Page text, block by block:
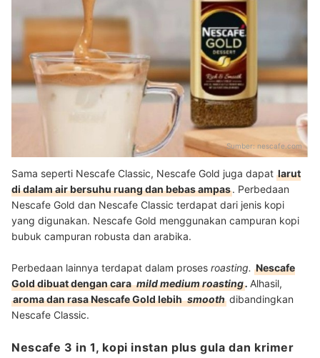
Sumber: nescafe.com
Sama seperti Nescafe Classic, Nescafe Gold juga dapat larut
di dalam air bersuhu ruang dan bebas ampas. Perbedaan
Nescafe Gold dan Nescafe Classic terdapat dari jenis kopi
yang digunakan. Nescafe Gold menggunakan campuran kopi
bubuk campuran robusta dan arabika.
Perbedaan lainnya terdapat dalam proses roasting. Nescafe
Gold dibuat dengan cara mild medium roasting. Alhasil,
aroma dan rasa Nescafe Gold lebih smooth dibandingkan
Nescafe Classic.
Nescafe 3 in 1, kopi instan plus gula dan krimer